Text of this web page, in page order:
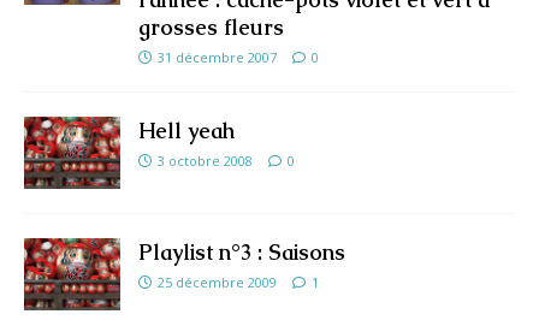
grosses fleurs
31 décembre 2007 0
Hell yeah
3 octobre 2008 0
Playlist n°3 : Saisons
25 décembre 2009 1